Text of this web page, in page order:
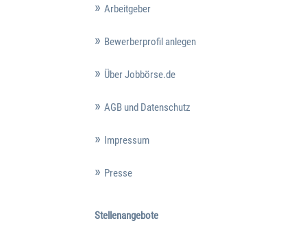
Arbeitgeber
Bewerberprofil anlegen
Über Jobbörse.de
AGB und Datenschutz
Impressum
Presse
Stellenangebote